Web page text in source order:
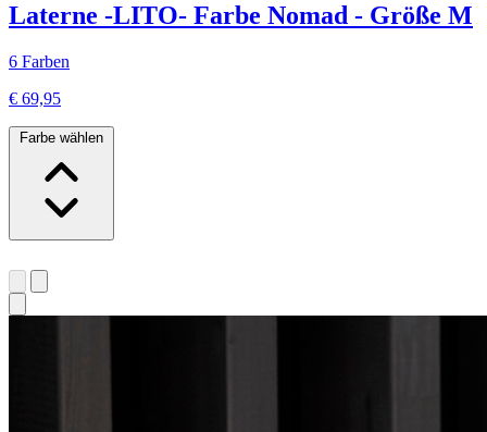
Laterne -LITO- Farbe Nomad - Größe M
6 Farben
€ 69,95
Farbe wählen